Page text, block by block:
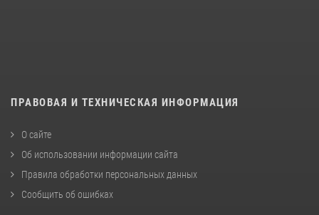
ПРАВОВАЯ И ТЕХНИЧЕСКАЯ ИНФОРМАЦИЯ
О сайте
Об использовании информации сайта
Правила обработки персональных данных
Сообщить об ошибках